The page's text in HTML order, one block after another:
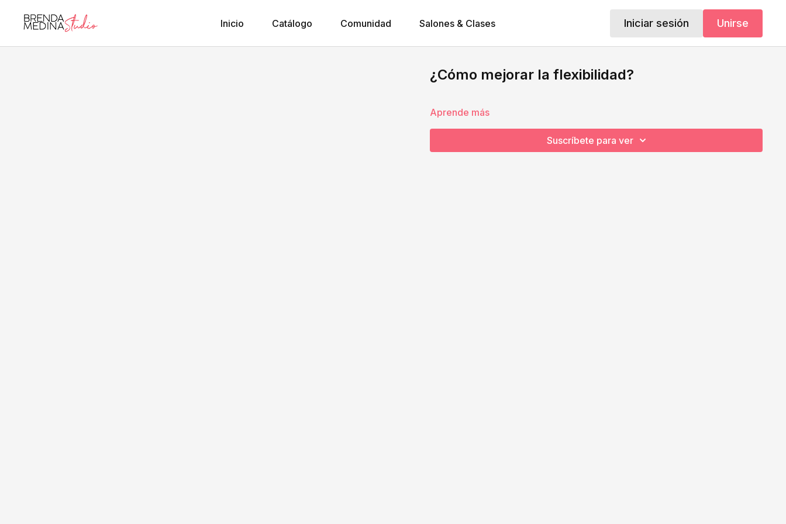
Inicio Catálogo Comunidad Salones & Clases Iniciar sesión Unirse
¿Cómo mejorar la flexibilidad?
Aprende más
Suscríbete para ver